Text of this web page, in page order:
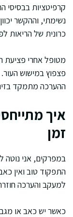
קרפיטציות בבסיסי
נשימתי, וההקשר
כרונית של הריאות
מטופל אחרי פציעת
פצפוץ במישוש
ההערכה מתמקד
איך
זמן
במפרקים, אני נוטה
התפקוד טוב ואין
למעקב והערכה
כאשר יש כאב או